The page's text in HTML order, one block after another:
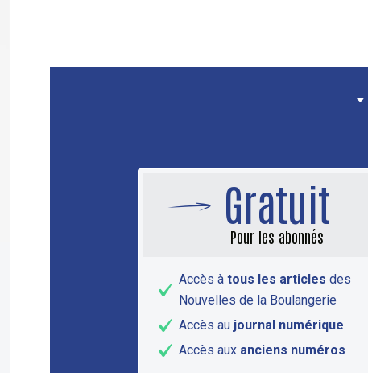
Gratuit
Pour les abonnés
Accès à tous les articles des
Nouvelles de la Boulangerie
Accès au journal numérique
Accès aux anciens numéros